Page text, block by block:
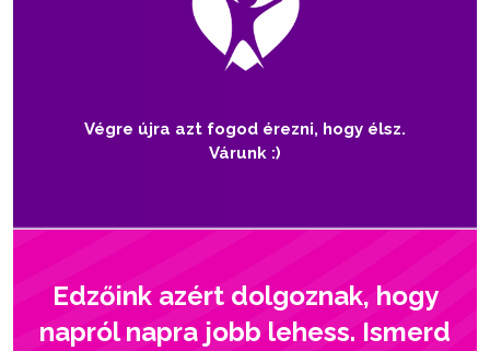
Végre újra azt fogod érezni, hogy élsz.
Várunk :)
Edzőink azért dolgoznak, hogy
napról napra jobb lehess. Ismerd